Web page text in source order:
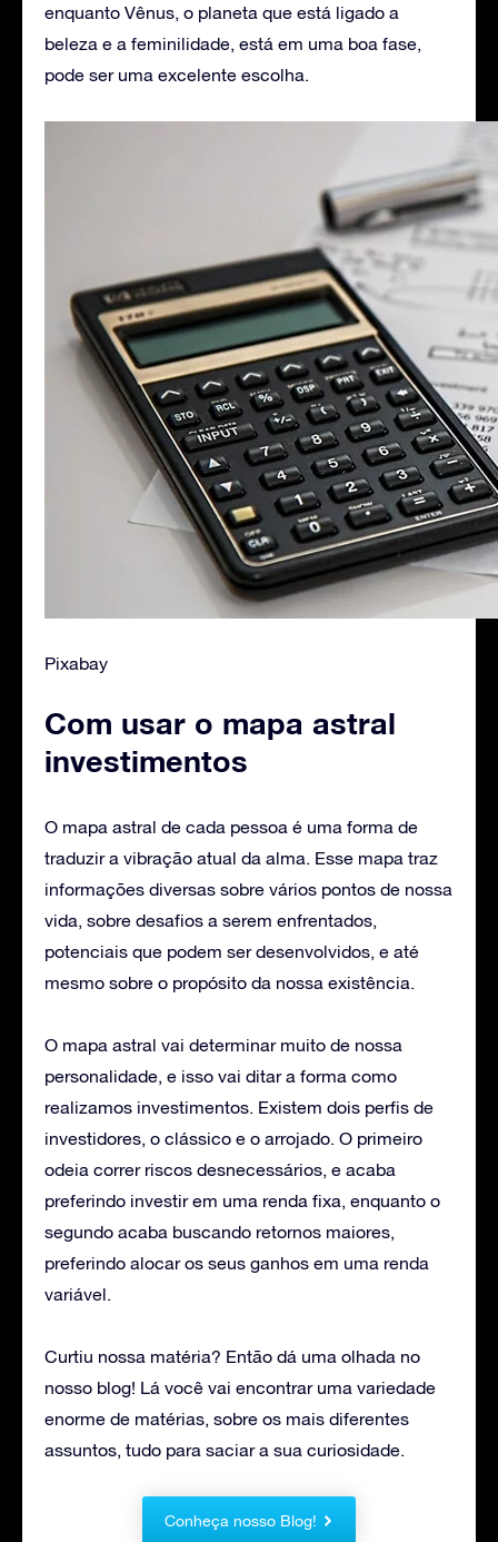
enquanto Vênus, o planeta que está ligado a
beleza e a feminilidade, está em uma boa fase,
pode ser uma excelente escolha.
Pixabay
Com usar o mapa astral
investimentos
O mapa astral de cada pessoa é uma forma de
traduzir a vibração atual da alma. Esse mapa traz
informações diversas sobre vários pontos de nossa
vida, sobre desafios a serem enfrentados,
potenciais que podem ser desenvolvidos, e até
mesmo sobre o propósito da nossa existência.
O mapa astral vai determinar muito de nossa
personalidade, e isso vai ditar a forma como
realizamos investimentos. Existem dois perfis de
investidores, o clássico e o arrojado. O primeiro
odeia correr riscos desnecessários, e acaba
preferindo investir em uma renda fixa, enquanto o
segundo acaba buscando retornos maiores,
preferindo alocar os seus ganhos em uma renda
variável.
Curtiu nossa matéria? Então dá uma olhada no
nosso blog! Lá você vai encontrar uma variedade
enorme de matérias, sobre os mais diferentes
assuntos, tudo para saciar a sua curiosidade.
Conheça nosso Blog!